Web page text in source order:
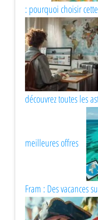
: pourquoi choisir
découvrez toutes les
meilleures offres
Fram : Des vacances